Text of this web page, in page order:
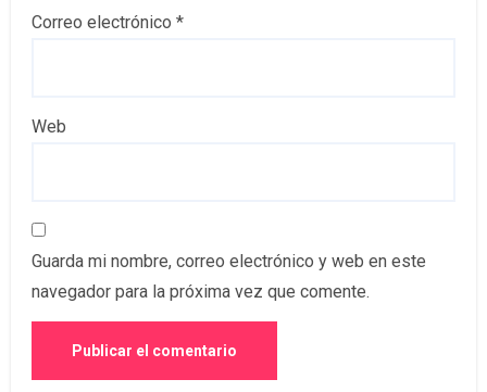
Correo electrónico *
Web
Guarda mi nombre, correo electrónico y web en este
navegador para la próxima vez que comente.